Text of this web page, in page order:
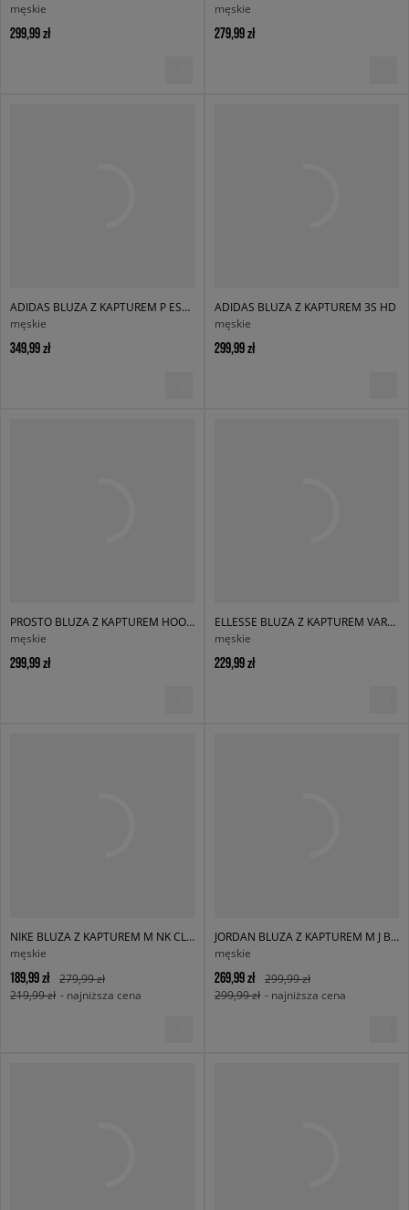
męskie
299,99 zł
męskie
279,99 zł
ADIDAS BLUZA Z KAPTUREM P ESS HD
męskie
349,99 zł
ADIDAS BLUZA Z KAPTUREM 3S HD
męskie
299,99 zł
PROSTO BLUZA Z KAPTUREM HOODIE SKIZZLE WASHED BLACK
męskie
299,99 zł
ELLESSE BLUZA Z KAPTUREM VARON OH HOODY LGREY MRL
męskie
229,99 zł
NIKE BLUZA Z KAPTUREM M NK CLUB BB PO HOODIE
męskie
189,99 zł
279,99 zł
219,99 zł - najniższa cena
JORDAN BLUZA Z KAPTUREM M J BRK OVS PO HD
męskie
269,99 zł
299,99 zł
299,99 zł - najniższa cena